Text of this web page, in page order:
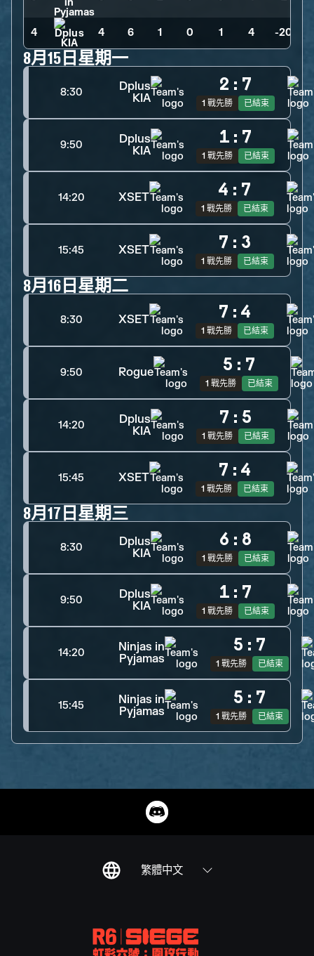
4 4 6 1 0 1 4 -20
8月15日星期一
8:30
Dplus
KIA
2 : 7
1 戰先勝 已結束
9:50
Dplus
KIA
1 : 7
1 戰先勝 已結束
14:20 XSET 4 : 7
1 戰先勝 已結束
15:45 XSET 7 : 3
1 戰先勝 已結束
8月16日星期二
8:30 XSET 7 : 4
1 戰先勝 已結束
9:50 Rogue 5 : 7
1 戰先勝 已結束
14:20
Dplus
KIA
7 : 5
1 戰先勝 已結束
15:45 XSET 7 : 4
1 戰先勝 已結束
8月17日星期三
8:30
Dplus
KIA
6 : 8
1 戰先勝 已結束
9:50
Dplus
KIA
1 : 7
1 戰先勝 已結束
14:20
Ninjas in
Pyjamas
5 : 7
1 戰先勝 已結束
15:45
Ninjas in
Pyjamas
5 : 7
1 戰先勝 已結束
繁體中文